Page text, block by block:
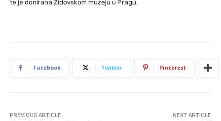
te je donirana Židovskom muzeju u Pragu.
Facebook Twitter Pinterest
PREVIOUS ARTICLE NEXT ARTICLE